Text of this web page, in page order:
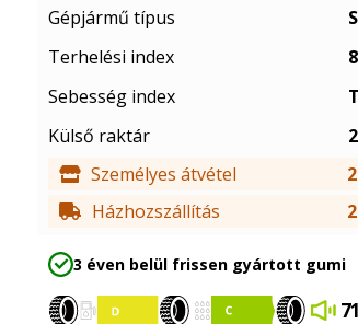
Gépjármű típus
Terhelési index
Sebesség index
T
Külső raktár
Személyes átvétel
Házhozszállítás
3 éven belül frissen gyártott gumi